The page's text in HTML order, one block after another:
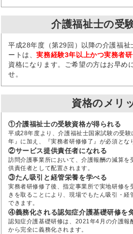
介護福祉士の受
平成28年度（第29回）以降の介護福
ートは、実務経験3年以上かつ実務者
資格になります。ご希望の方はお早め
せ。
資格のメリ
①介護福祉士の受験資格が得られる
平成28年度より、介護福祉士国家試験の受
年』に加え、『実務者研修修了』が必須とな
②サービス提供責任者になれる
訪問介護事業所において、介護報酬の減算を
供責任者として配置されます。
③たん吸引と経管栄養を学べる
実務者研修修了後、指定事業所で実地研修を
きを取ることにより、現場でもたん吸引・経
できます。
④義務化される認知症介護基礎研修を
認知症介護基礎研修は、2021年4月の介護報
から完全に義務化されます。